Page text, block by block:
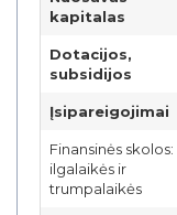
kapitalas
Dotacijos,
subsidijos
Įsipareigojimai
Finansinės skolos:
ilgalaikės ir
trumpalaikės